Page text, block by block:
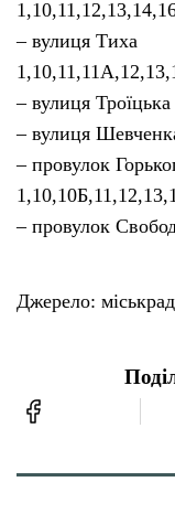
– вулиця Тиха
– вулиця
– вулиця
– провулок
– провулок
Джерело: